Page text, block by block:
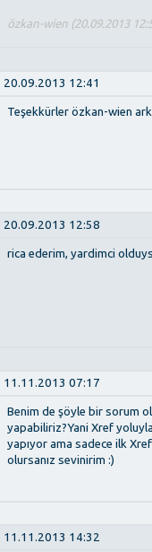
özkan-wien (20.09.2013
20.09.2013 12:41
Teşekkürler özkan-wien
20.09.2013 12:58
rica ederim, yardimci
11.11.2013 07:17
Benim de şöyle bir sorum
yapabiliriz?Yani Xref
yapıyor ama sadece ilk
olursanız sevinirim :)
11.11.2013 14:32